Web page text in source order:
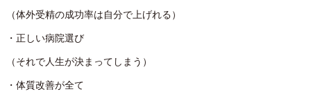
（体外受精の成功率は自分で上げれる）
・正しい病院選び
（それで人生が決まってしまう）
・体質改善が全て